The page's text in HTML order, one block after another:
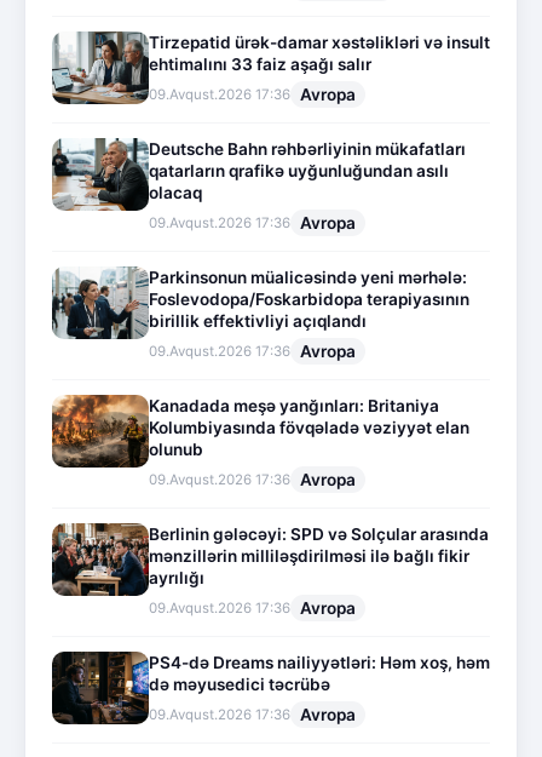
Tirzepatid ürək-damar xəstəlikləri və insult
ehtimalını 33 faiz aşağı salır
09.Avqust.2026 17:36 Avropa
Deutsche Bahn rəhbərliyinin mükafatları
qatarların qrafikə uyğunluğundan asılı
olacaq
09.Avqust.2026 17:36 Avropa
Parkinsonun müalicəsində yeni mərhələ:
Foslevodopa/Foskarbidopa terapiyasının
birillik effektivliyi açıqlandı
09.Avqust.2026 17:36 Avropa
Kanadada meşə yanğınları: Britaniya
Kolumbiyasında fövqəladə vəziyyət elan
olunub
09.Avqust.2026 17:36 Avropa
Berlinin gələcəyi: SPD və Solçular arasında
mənzillərin milliləşdirilməsi ilə bağlı fikir
ayrılığı
09.Avqust.2026 17:36 Avropa
PS4-də Dreams nailiyyətləri: Həm xoş, həm
də məyusedici təcrübə
09.Avqust.2026 17:36 Avropa